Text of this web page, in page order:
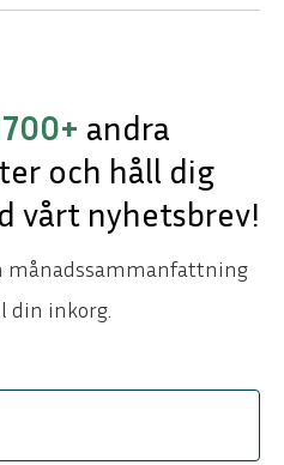
andra
och håll dig
vårt nyhetsbrev!
månadssammanfattning
din inkorg.